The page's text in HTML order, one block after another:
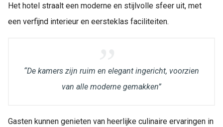
Het hotel straalt een moderne en stijlvolle sfeer uit, met
een verfijnd interieur en eersteklas faciliteiten.
“De kamers zijn ruim en elegant ingericht, voorzien
van alle moderne gemakken”
Gasten kunnen genieten van heerlijke culinaire ervaringen in